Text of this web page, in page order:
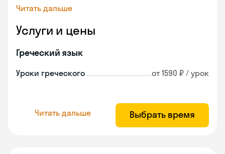
Читать дальше
Услуги и цены
Греческий язык
Уроки греческого от 1590 ₽ / урок
Читать дальше Выбрать время